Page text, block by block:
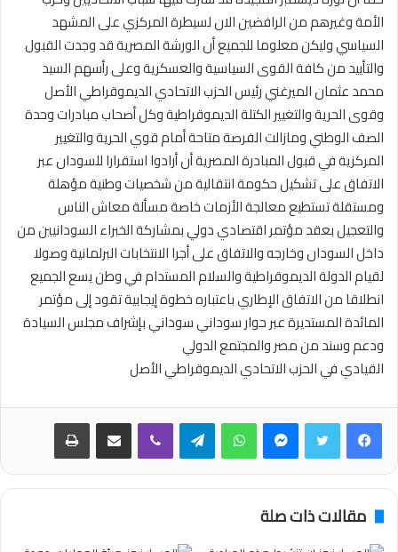
الأمة وغيرهم من الرافضين الان لسيطرة المركزي على المشهد
السياسي وليكن معلوما للجميع أن الورشة المصرية قد وجدت القبول
والتأييد من كافة القوى السياسية والعسكرية وعلى رأسهم السيد
محمد عثمان الميرغني رئيس الحزب الاتحادي الديموقراطي الأصل
وقوى الحرية والتغيير الكتلة الديموقراطية وكل أصحاب مبادرات وحدة
الصف الوطني ومازالت الفرصة متاحة أمام قوي الحرية والتغيير
المركزية في قبول المبادرة المصرية أن أرادوا استقرارا للسودان عبر
الاتفاق على تشكيل حكومة انتقالية من شخصيات وطنية مؤهلة
ومستقلة تستطيع معالجة الأزمات خاصة مسألة معاش الناس
والتعجيل بعقد مؤتمر اقتصادي دولي بمشاركة الخبراء السودانيين من
داخل السودان وخارجه والاتفاق على أجرا الانتخابات البرلمانية وصولا
لقيام الدولة الديموقراطية والسلام المستدام في وطن يسع الجميع
انطلاقا من الاتفاق الإطاري باعتباره خطوة إيجابية تقود إلى مؤتمر
المائدة المستديرة عبر حوار سوداني سوداني بإشراف مجلس السيادة
ودعم وسند من مصر والمجتمع الدولي
القيادي في الحزب الاتحادي الديموقراطي الأصل
فيسبوكتويتر ماسنجر واتساب تيلقرام ڤايبر مشاركة عبر البريد طباعة
مقالات ذات صلة